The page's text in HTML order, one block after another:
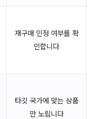
재구매 인정 여부를 확
인합니다
타깃 국가에 맞는 상품
만 노립니다